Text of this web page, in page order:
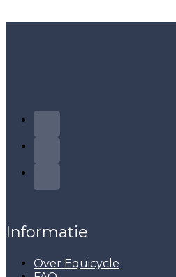
Informatie
Over Equicycle